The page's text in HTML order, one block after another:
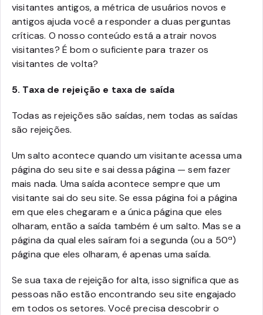
visitantes antigos, a métrica de usuários novos e
antigos ajuda você a responder a duas perguntas
críticas. O nosso conteúdo está a atrair novos
visitantes? É bom o suficiente para trazer os
visitantes de volta?
5. Taxa de rejeição e taxa de saída
Todas as rejeições são saídas, nem todas as saídas
são rejeições.
Um salto acontece quando um visitante acessa uma
página do seu site e sai dessa página — sem fazer
mais nada. Uma saída acontece sempre que um
visitante sai do seu site. Se essa página foi a página
em que eles chegaram e a única página que eles
olharam, então a saída também é um salto. Mas se a
página da qual eles saíram foi a segunda (ou a 50ª)
página que eles olharam, é apenas uma saída.
Se sua taxa de rejeição for alta, isso significa que as
pessoas não estão encontrando seu site engajado
em todos os setores. Você precisa descobrir o